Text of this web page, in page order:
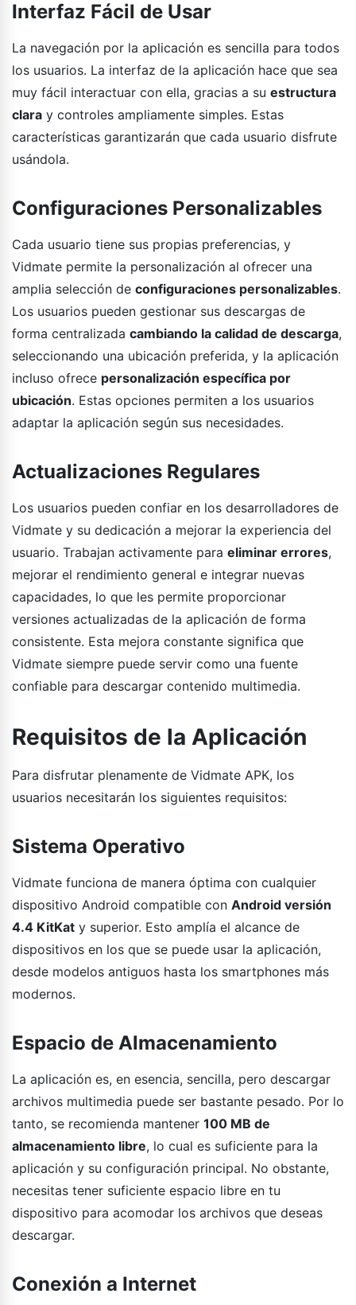
Interfaz Fácil de Usar
La navegación por la aplicación es sencilla para todos
los usuarios. La interfaz de la aplicación hace que sea
muy fácil interactuar con ella, gracias a su estructura
clara y controles ampliamente simples. Estas
características garantizarán que cada usuario disfrute
usándola.
Configuraciones Personalizables
Cada usuario tiene sus propias preferencias, y
Vidmate permite la personalización al ofrecer una
amplia selección de configuraciones personalizables.
Los usuarios pueden gestionar sus descargas de
forma centralizada cambiando la calidad de descarga,
seleccionando una ubicación preferida, y la aplicación
incluso ofrece personalización específica por
ubicación. Estas opciones permiten a los usuarios
adaptar la aplicación según sus necesidades.
Actualizaciones Regulares
Los usuarios pueden confiar en los desarrolladores de
Vidmate y su dedicación a mejorar la experiencia del
usuario. Trabajan activamente para eliminar errores,
mejorar el rendimiento general e integrar nuevas
capacidades, lo que les permite proporcionar
versiones actualizadas de la aplicación de forma
consistente. Esta mejora constante significa que
Vidmate siempre puede servir como una fuente
confiable para descargar contenido multimedia.
Requisitos de la Aplicación
Para disfrutar plenamente de Vidmate APK, los
usuarios necesitarán los siguientes requisitos:
Sistema Operativo
Vidmate funciona de manera óptima con cualquier
dispositivo Android compatible con Android versión
4.4 KitKat y superior. Esto amplía el alcance de
dispositivos en los que se puede usar la aplicación,
desde modelos antiguos hasta los smartphones más
modernos.
Espacio de Almacenamiento
La aplicación es, en esencia, sencilla, pero descargar
archivos multimedia puede ser bastante pesado. Por lo
tanto, se recomienda mantener 100 MB de
almacenamiento libre, lo cual es suficiente para la
aplicación y su configuración principal. No obstante,
necesitas tener suficiente espacio libre en tu
dispositivo para acomodar los archivos que deseas
descargar.
Conexión a Internet